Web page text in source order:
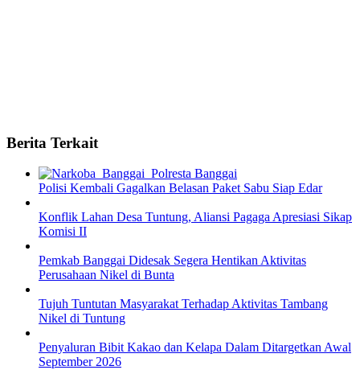
Berita Terkait
Polisi Kembali Gagalkan Belasan Paket Sabu Siap Edar
Konflik Lahan Desa Tuntung, Aliansi Pagaga Apresiasi Sikap
Komisi II
Pemkab Banggai Didesak Segera Hentikan Aktivitas
Perusahaan Nikel di Bunta
Tujuh Tuntutan Masyarakat Terhadap Aktivitas Tambang
Nikel di Tuntung
Penyaluran Bibit Kakao dan Kelapa Dalam Ditargetkan Awal
September 2026